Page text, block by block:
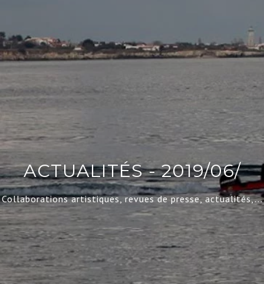
ACTUALITÉS - 2019/06/
Collaborations artistiques, revues de presse, actualités,...